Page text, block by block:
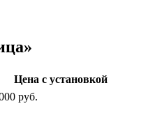
Цена с установкой
руб.